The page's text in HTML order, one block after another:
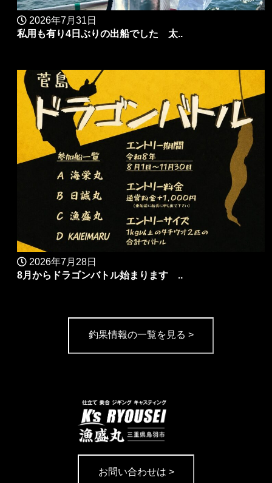
2026年7月31日
私用も有り4日ぶりの出船でした 太..
2026年7月28日
8月からドラゴンバトル始まります ..
釣果情報の一覧を見る >
お問い合わせは >